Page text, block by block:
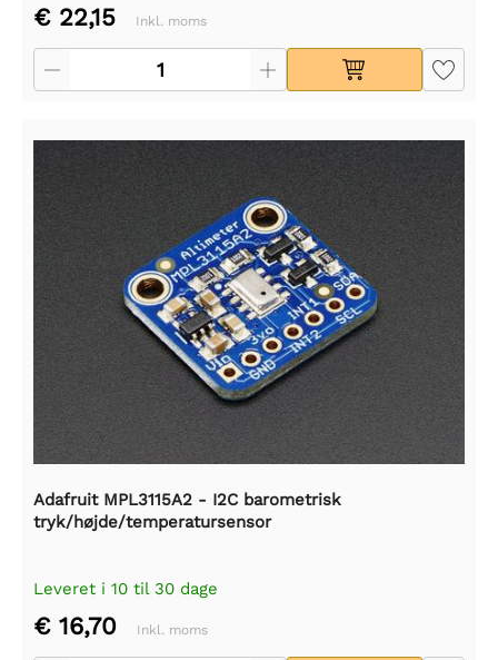
€ 22,15 Inkl. moms
Adafruit MPL3115A2 - I2C barometrisk
tryk/højde/temperatursensor
Leveret i 10 til 30 dage
€ 16,70 Inkl. moms